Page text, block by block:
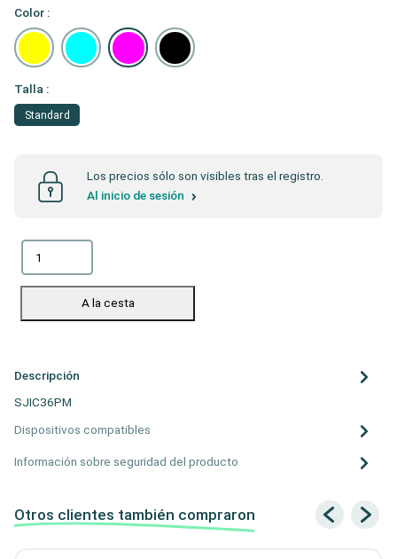
Color :
Talla :
Standard
Los precios sólo son visibles tras el registro.
Al inicio de sesión
A la cesta
Descripción
SJIC36PM
Dispositivos compatibles
Información sobre seguridad del producto
Otros clientes también compraron